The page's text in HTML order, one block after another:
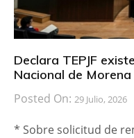
Declara TEPJF
Nacional de Morena
Posted On: 29 Julio, 2026
* Sobre solicitud de